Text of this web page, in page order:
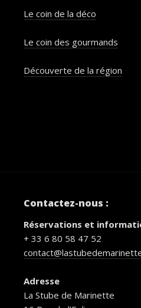
Le coin de la déco
Le coin des gourmands
Découverte de la région
Contactez-nous :
Réservations et
+ 33 6 80 58 47 52
Adresse
La Stube de Marinette